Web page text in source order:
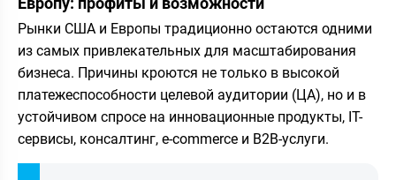
Рынки США и Европы традиционно остаются одними
из самых привлекательных для масштабирования
бизнеса. Причины кроются не только в высокой
платежеспособности целевой аудитории (ЦА), но и в
устойчивом спросе на инновационные продукты, IT-
сервисы, консалтинг, e-commerce и B2B-услуги.